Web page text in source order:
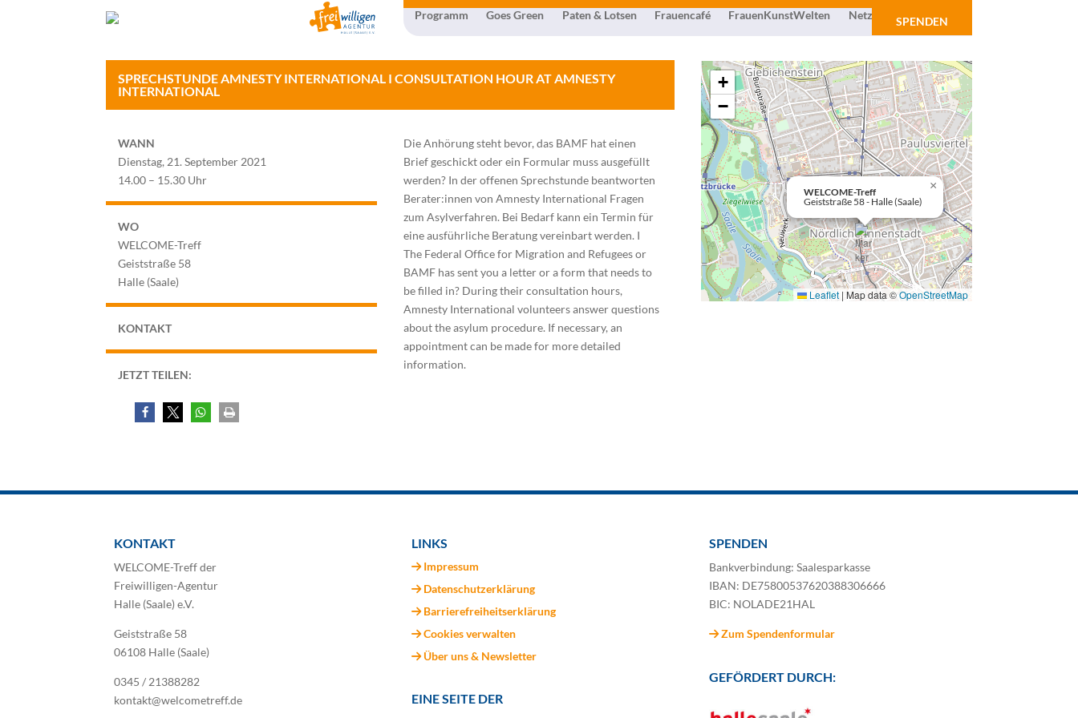
Programm Goes Green Paten & Lotsen Frauencafé FrauenKunstWelten Netzwerk Über uns
SPENDEN
SPRECHSTUNDE AMNESTY INTERNATIONAL I CONSULTATION HOUR AT AMNESTY
INTERNATIONAL
WANN
Dienstag, 21. September 2021
14.00 – 15.30 Uhr
WO
WELCOME-Treff
Geiststraße 58
Halle (Saale)
KONTAKT
JETZT TEILEN:
Die Anhörung steht bevor, das BAMF hat einen
Brief geschickt oder ein Formular muss ausgefüllt
werden? In der offenen Sprechstunde beantworten
Berater:innen von Amnesty International Fragen
zum Asylverfahren. Bei Bedarf kann ein Termin für
eine ausführliche Beratung vereinbart werden. I
The Federal Office for Migration and Refugees or
BAMF has sent you a letter or a form that needs to
be filled in? During their consultation hours,
Amnesty International volunteers answer questions
about the asylum procedure. If necessary, an
appointment can be made for more detailed
information.
WELCOME-Treff
Geiststraße 58 - Halle (Saale)
×
+
−
Leaflet | Map data ©OpenStreetMap
KONTAKT
WELCOME-Treff der
Freiwilligen-Agentur
Halle (Saale) e.V.
Geiststraße 58
06108 Halle (Saale)
0345 / 21388282
kontakt@welcometreff.de
LINKS
Impressum
Datenschutzerklärung
Barrierefreiheitserklärung
Cookies verwalten
Über uns & Newsletter
EINE SEITE DER
SPENDEN
Bankverbindung: Saalesparkasse
IBAN: DE75800537620388306666
BIC: NOLADE21HAL
Zum Spendenformular
GEFÖRDERT DURCH: